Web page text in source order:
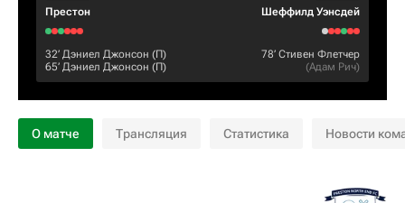
Престон Шеффилд Уэнсдей
32‎’‎ Дэниел Джонсон (П)
65‎’‎ Дэниел Джонсон (П)
78‎’‎ Стивен Флетчер
(Адам Рич)
О матче Трансляция Статистика Новости